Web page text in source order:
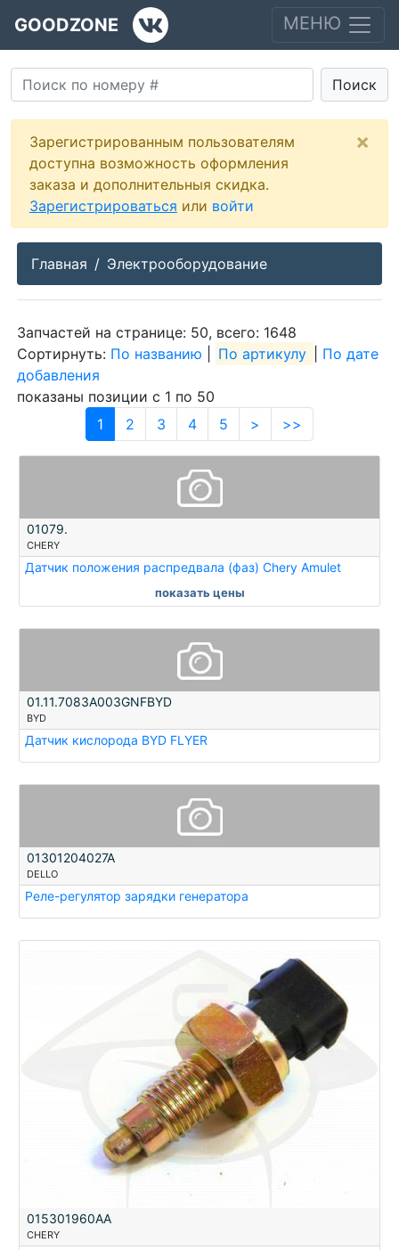
GOODZONE МЕНЮ
Поиск
Зарегистрированным пользователям
доступна возможность оформления
заказа и дополнительныя скидка.
Зарегистрироваться или войти
×
Главная Электрооборудование
Запчастей на странице: 50, всего: 1648
Сортирнуть: По названию По артикулу
По дате
добавления
показаны позиции с 1 по 50
1
2 3 4 5 > >>
01079.
CHERY
Датчик положения распредвала (фаз) Chery Amulet
показать цены
01.11.7083A003GNFBYD
BYD
Датчик кислорода BYD FLYER
01301204027A
DELLO
Реле-регулятор зарядки генератора
015301960AA
CHERY